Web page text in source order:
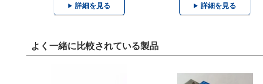
詳細を見る 詳細を見る
よく一緒に比較されている製品